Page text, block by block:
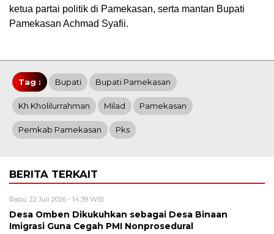
ketua partai politik di Pamekasan, serta mantan Bupati
Pamekasan Achmad Syafii.
Tag : Bupati Bupati Pamekasan
Kh Kholilurrahman Milad Pamekasan
Pemkab Pamekasan Pks
BERITA TERKAIT
Rabu, 22 Juli 2026 - 14:39 WIB
Desa Omben Dikukuhkan sebagai Desa Binaan
Imigrasi Guna Cegah PMI Nonprosedural